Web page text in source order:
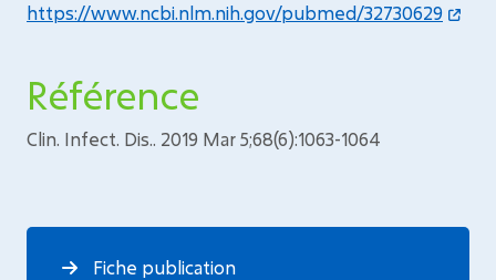
https://www.ncbi.nlm.nih.gov/pubmed/32730629
Référence
Clin. Infect. Dis.. 2019 Mar 5;68(6):1063-1064
Fiche publication